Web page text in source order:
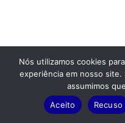
Nós utilizamos cookies
experiência em nosso
assumimos
Aceito
Recuso